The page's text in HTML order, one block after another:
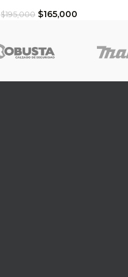
$195,000 $165,000